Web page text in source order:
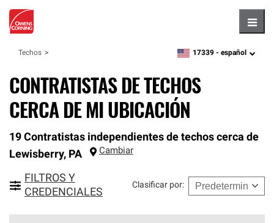
Techos zipcode,language
17339 - español
CONTRATISTAS DE TECHOS
CERCA DE MI UBICACIÓN
19 Contratistas independientes de techos cerca de
Lewisberry, PA Cambiar
FILTROS Y
CREDENCIALES
Clasificar por: